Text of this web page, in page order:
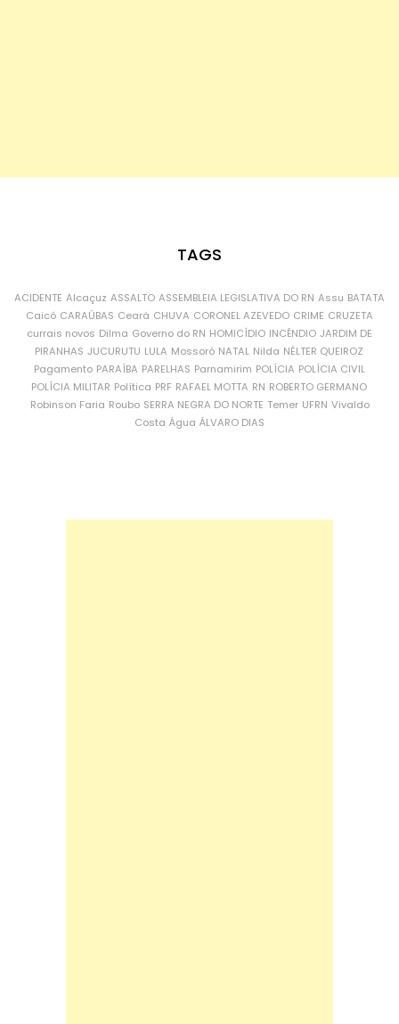
TAGS
ACIDENTE Alcaçuz ASSALTO ASSEMBLEIA LEGISLATIVA DO RN Assu BATATA
Caicó CARAÚBAS Ceará CHUVA CORONEL AZEVEDO CRIME CRUZETA
currais novos Dilma Governo do RN HOMICÍDIO INCÊNDIO JARDIM DE
PIRANHAS JUCURUTU LULA Mossoró NATAL Nilda NÉLTER QUEIROZ
Pagamento PARAÍBA PARELHAS Parnamirim POLÍCIA POLÍCIA CIVIL
POLÍCIA MILITAR Política PRF RAFAEL MOTTA RN ROBERTO GERMANO
Robinson Faria Roubo SERRA NEGRA DO NORTE Temer UFRN Vivaldo
Costa Água ÁLVARO DIAS